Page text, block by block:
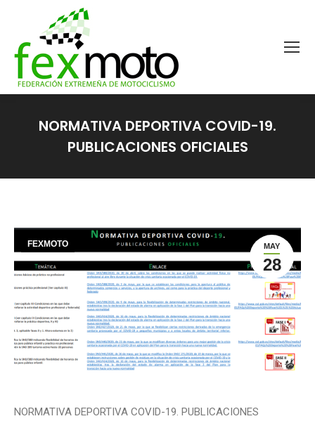
NORMATIVA DEPORTIVA COVID-19.
PUBLICACIONES OFICIALES
MAY
28
FEXMOTO
NORMATIVA DEPORTIVA COVID-19. PUBLICACIONES